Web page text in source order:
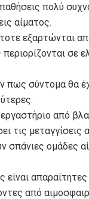
πολύ
αίματος.
εξαρτώνται
σε
πως σύντομα θα
από
τις
σπάνιες ομάδες
είναι
από